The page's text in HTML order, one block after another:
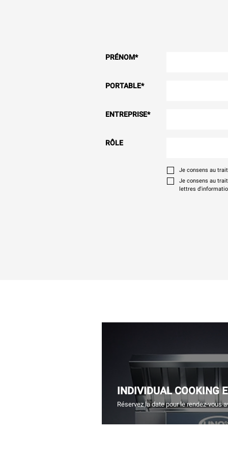
PRÉNOM*
PORTABLE*
ENTREPRISE*
RÔLE
Je consens au
Je consens au
lettres
INDIVIDUAL COOKING
Réservez la date pour le rendez-vous